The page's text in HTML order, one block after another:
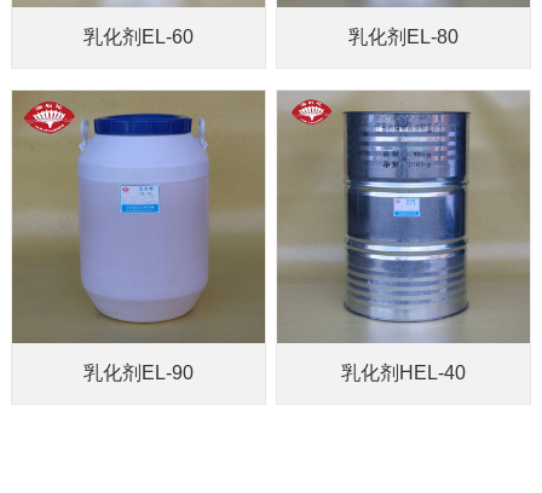
乳化剂EL-60 乳化剂EL-80
乳化剂EL-90 乳化剂HEL-40